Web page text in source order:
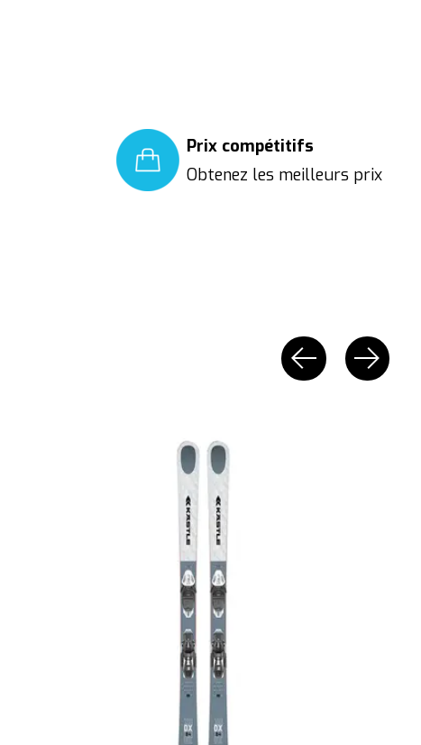
Prix compétitifs
Obtenez les meilleurs prix